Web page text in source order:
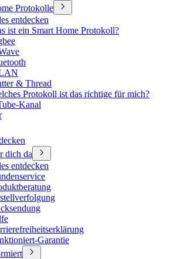
Protokolle
entdecken
ist ein Smart Home Protokoll?
& Thread
Protokoll ist das richtige für mich?
Kanal
dich da
entdecken
Garantie